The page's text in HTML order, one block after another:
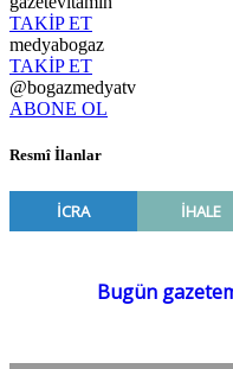
TAKİP ET
medyabogaz
TAKİP ET
@bogazmedyatv
ABONE OL
Resmî İlanlar